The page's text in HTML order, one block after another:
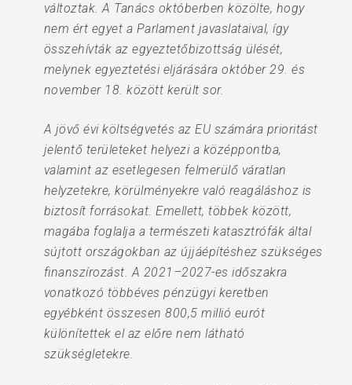
változtak. A Tanács októberben közölte, hogy
nem ért egyet a Parlament javaslataival, így
összehívták az egyeztetőbizottság ülését,
melynek egyeztetési eljárására október 29. és
november 18. között került sor.
A jövő évi költségvetés az EU számára prioritást
jelentő területeket helyezi a középpontba,
valamint az esetlegesen felmerülő váratlan
helyzetekre, körülményekre való reagáláshoz is
biztosít forrásokat. Emellett, többek között,
magába foglalja a természeti katasztrófák által
sújtott országokban az újjáépítéshez szükséges
finanszírozást. A 2021–2027-es időszakra
vonatkozó többéves pénzügyi keretben
egyébként összesen 800,5 millió eurót
különítettek el az előre nem látható
szükségletekre.